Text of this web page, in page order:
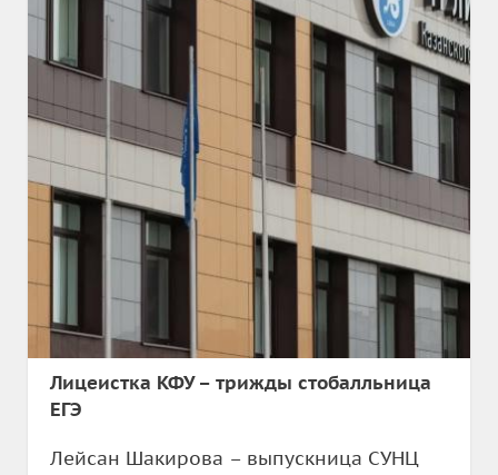
Лицеистка КФУ – трижды стобалльница
ЕГЭ
Лейсан Шакирова – выпускница СУНЦ